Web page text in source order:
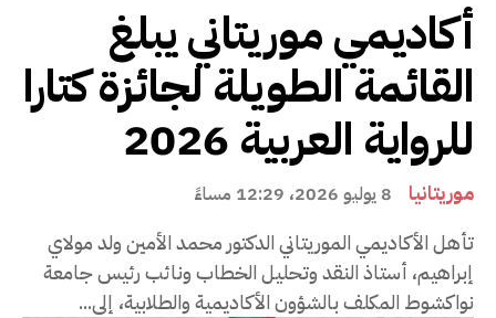
أكاديمي موريتاني يبلغ
القائمة الطويلة لجائزة كتارا
للرواية العربية 2026
موريتانيا 8 يوليو 2026، 12:29 مساءً
تأهل الأكاديمي الموريتاني الدكتور محمد الأمين ولد مولاي
إبراهيم، أستاذ النقد وتحليل الخطاب ونائب رئيس جامعة
نواكشوط المكلف بالشؤون الأكاديمية والطلابية، إلى...